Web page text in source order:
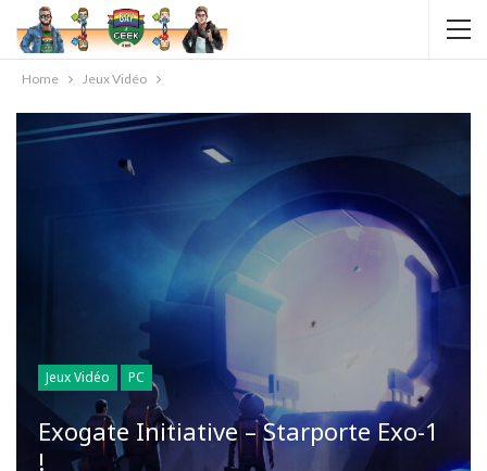
Home Jeux Vidéo
Jeux Vidéo PC
Exogate Initiative – Starporte Exo-1
!